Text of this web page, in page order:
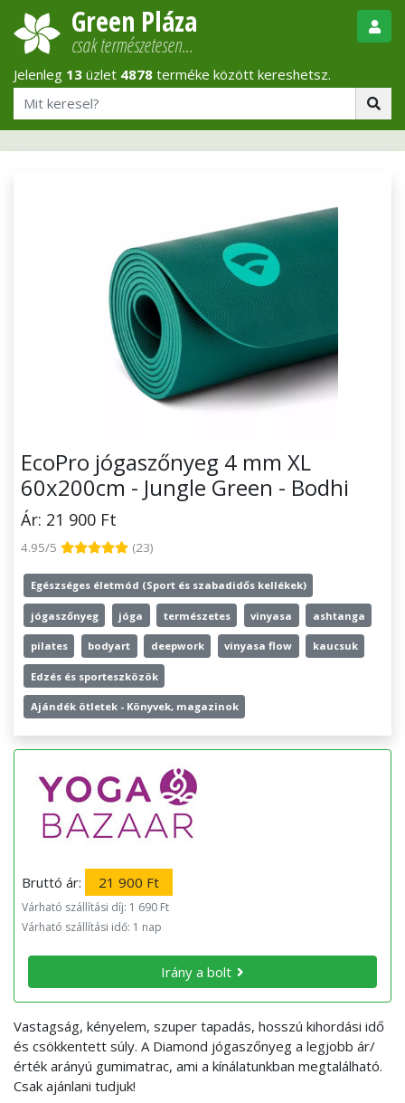
Green Pláza
csak természetesen…
Jelenleg 13 üzlet 4878 terméke között kereshetsz.
EcoPro jógaszőnyeg 4 mm XL
60x200cm - Jungle Green - Bodhi
Ár: 21 900 Ft
4.95/5 (23)
Egészséges életmód (Sport és szabadidős kellékek)
jógaszőnyeg jóga természetes vinyasa ashtanga
pilates bodyart deepwork vinyasa flow kaucsuk
Edzés és sporteszközök
Ajándék ötletek - Könyvek, magazinok
Bruttó ár: 21 900 Ft
Várható szállítási díj: 1 690 Ft
Várható szállítási idő: 1 nap
Irány a bolt
Vastagság, kényelem, szuper tapadás, hosszú kihordási idő
és csökkentett súly. A Diamond jógaszőnyeg a legjobb ár/
érték arányú gumimatrac, ami a kínálatunkban megtalálható.
Csak ajánlani tudjuk!